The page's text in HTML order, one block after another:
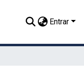
Entrar